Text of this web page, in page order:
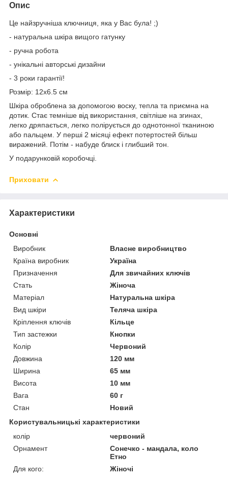
Опис
Це найзручніша ключниця, яка у Вас була! ;)
- натуральна шкіра вищого гатунку
- ручна робота
- унікальні авторські дизайни
- 3 роки гарантії!
Розмір: 12х6.5 см
Шкіра оброблена за допомогою воску, тепла та приємна на
дотик. Стає темніше від використання, світліше на згинах,
легко дряпається, легко полірується до однотонної тканиною
або пальцем. У перші 2 місяці ефект потертостей більш
виражений. Потім - набуде блиск і глибший тон.
У подарунковій коробочці.
Приховати
Характеристики
Основні
Виробник
Власне виробництво
Країна виробник
Україна
Призначення
Для звичайних ключів
Стать
Жіноча
Матеріал
Натуральна шкіра
Вид шкіри
Теляча шкіра
Кріплення ключів
Кільце
Тип застежки
Кнопки
Колір
Червоний
Довжина
120 мм
Ширина
65 мм
Висота
10 мм
Вага
60 г
Стан
Новий
Користувальницькі характеристики
колір
червоний
Орнамент
Сонечко - мандала, коло
Етно
Для кого:
Жіночі